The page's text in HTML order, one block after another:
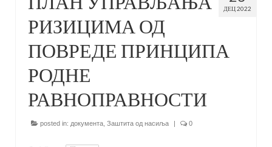
ДЕЦ 2022
РИЗИЦИМА ОД
ПОВРЕДЕ ПРИНЦИПА
РОДНЕ
РАВНОПРАВНОСТИ
posted in: документа Заштита од насиља | 0